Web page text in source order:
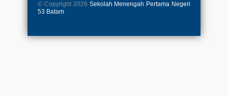
© Copyright 2026 Sekolah Menengah Pertama Negeri
53 Batam